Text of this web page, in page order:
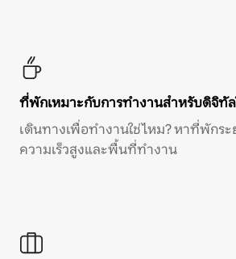
ที่พักเหมาะกับการทำงานสำหรับดิจิทั
เดินทางเพื่อทำงานใช่ไหม? หาที่พักร
ความเร็วสูงและพื้นที่ทำงาน